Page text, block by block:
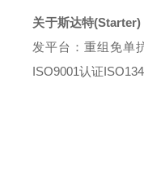
关于斯达特(Starter)
发平台：重组免单
ISO9001认证